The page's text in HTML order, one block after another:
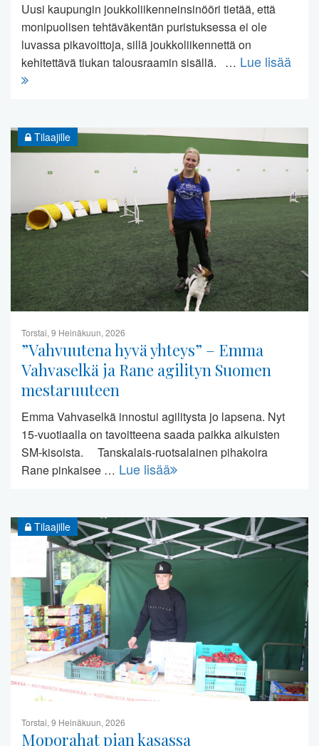
Uusi kaupungin joukkoliikenneinsinööri tietää, että
monipuolisen tehtäväkentän puristuksessa ei ole
luvassa pikavoittoja, sillä joukkoliikennettä on
kehitettävä tiukan talousraamin sisällä. … Lue lisää
Tilaajille
Torstai, 9 Heinäkuun, 2026
”Vahvuutena hyvä yhteys” – Emma
Vahvaselkä ja Rane agilityn Suomen
mestaruuteen
Emma Vahvaselkä innostui agilitysta jo lapsena. Nyt
15-vuotiaalla on tavoitteena saada paikka aikuisten
SM-kisoista. Tanskalais-ruotsalainen pihakoira
Rane pinkaisee … Lue lisää
Tilaajille
Torstai, 9 Heinäkuun, 2026
Moporahat pian kasassa